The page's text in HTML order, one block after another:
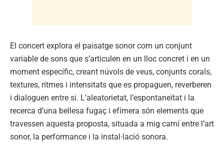
El concert explora el paisatge sonor com un conjunt
variable de sons que s’articulen en un lloc concret i en un
moment específic, creant núvols de veus, conjunts corals,
textures, ritmes i intensitats que es propaguen, reverberen
i dialoguen entre si. L’aleatorietat, l’espontaneïtat i la
recerca d’una bellesa fugaç i efímera són elements que
travessen aquesta proposta, situada a mig camí entre l’art
sonor, la performance i la instal·lació sonora.